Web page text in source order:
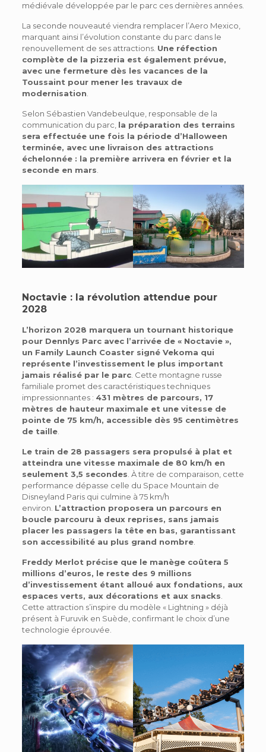
médiévale développée par le parc ces dernières années.
La seconde nouveauté viendra remplacer l’Aero Mexico,
marquant ainsi l’évolution constante du parc dans le
renouvellement de ses attractions. Une réfection
complète de la pizzeria est également prévue,
avec une fermeture dès les vacances de la
Toussaint pour mener les travaux de
modernisation
Selon Sébastien Vandebeulque, responsable de la
communication du parc, la préparation des terrains
sera effectuée une fois la période d’Halloween
terminée, avec une livraison des attractions
échelonnée : la première arrivera en février et la
seconde en mars
Noctavie : la révolution attendue pour
2028
L’horizon 2028 marquera un tournant historique
pour Dennlys Parc avec l’arrivée de « Noctavie »,
un Family Launch Coaster signé Vekoma qui
représente l’investissement le plus important
jamais réalisé par le parc. Cette montagne russe
familiale promet des caractéristiques techniques
impressionnantes : 431 mètres de parcours, 17
mètres de hauteur maximale et une vitesse de
pointe de 75 km/h, accessible dès 95 centimètres
de taille.
Le train de 28 passagers sera propulsé à plat et
atteindra une vitesse maximale de 80 km/h en
seulement 3,5 secondes. À titre de comparaison, cette
performance dépasse celle du Space Mountain de
Disneyland Paris qui culmine à 75 km/h
environ. L’attraction proposera un parcours en
boucle parcouru à deux reprises, sans jamais
placer les passagers la tête en bas, garantissant
son accessibilité au plus grand nombre.
Freddy Merlot précise que le manège coûtera 5
millions d’euros, le reste des 9 millions
d’investissement étant alloué aux fondations, aux
espaces verts, aux décorations et aux snacks.
Cette attraction s’inspire du modèle « Lightning » déjà
présent à Furuvik en Suède, confirmant le choix d’une
technologie éprouvée.